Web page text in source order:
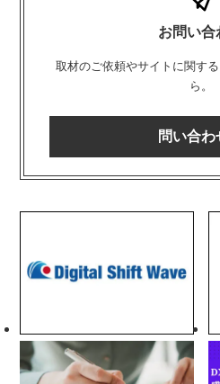
お問い合
取材のご依頼やサイトに関す
ら。
問い合わ